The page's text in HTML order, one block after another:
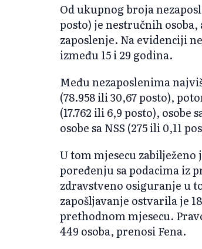
Od ukupnog broja
posto) je nestručnih
zaposlenje. Na evidenciji
između 15 i 29 godina.
Među nezaposlenima
(78.958 ili 30,67 posto),
(17.762 ili 6,9 posto), osobe
osobe sa NSS (275 ili 0,11
U tom mjesecu zabilježeno
poređenju sa podacima iz
zdravstveno osiguranje u
zapošljavanje ostvarila je
prethodnom mjesecu.
449 osoba, prenosi Fena.